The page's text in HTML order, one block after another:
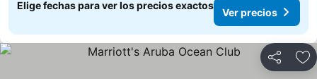
Elige fechas para ver los precios exactos
Ver precios
Compartir